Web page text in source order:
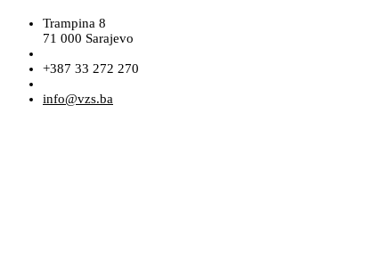
Trampina 8
71 000 Sarajevo
+387 33 272 270
info@vzs.ba